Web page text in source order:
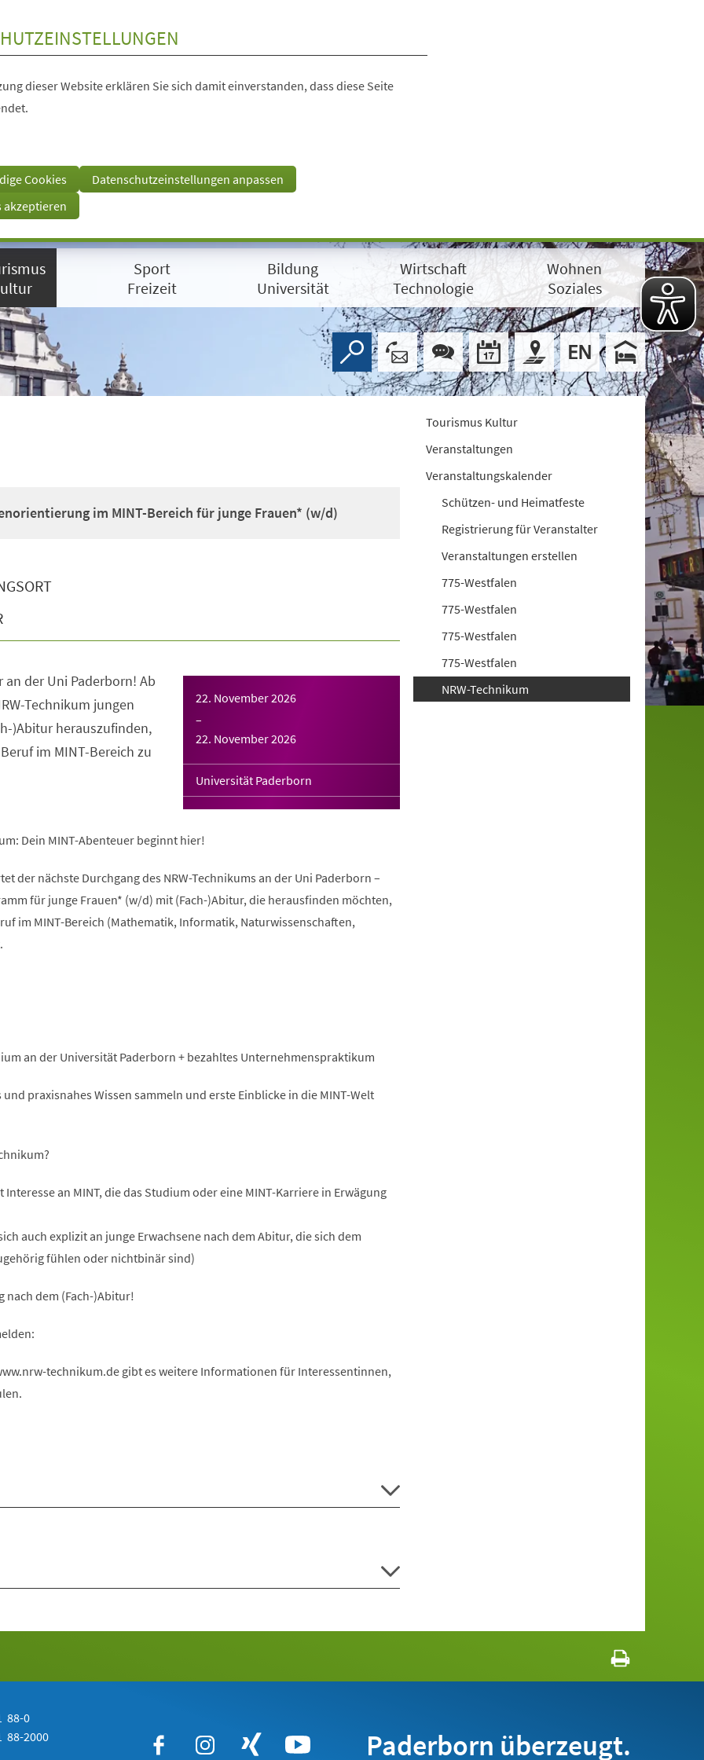
dieser Website erklären Sie sich damit einverstanden, dass diese Seite
Cookies
Datenschutzeinstellungen anpassen
akzeptieren
Sport
Freizeit
Bildung
Universität
Wirtschaft
Technologie
Wohnen
Soziales
im MINT-Bereich für junge Frauen* (w/d)
22. November 2026
–
22. November 2026
Universität Paderborn
an der Uni Paderborn! Ab
Technikum jungen
)Abitur herauszufinden,
im MINT-Bereich zu
Dein MINT-Abenteuer beginnt hier!
der nächste Durchgang des NRW-Technikums an der Uni Paderborn –
für junge Frauen* (w/d) mit (Fach-)Abitur, die herausfinden möchten,
im MINT-Bereich (Mathematik, Informatik, Naturwissenschaften,
an der Universität Paderborn + bezahltes Unternehmenspraktikum
praxisnahes Wissen sammeln und erste Einblicke in die MINT-Welt
an MINT, die das Studium oder eine MINT-Karriere in Erwägung
auch explizit an junge Erwachsene nach dem Abitur, die sich dem
fühlen oder nichtbinär sind)
dem (Fach-)Abitur!
technikum.de gibt es weitere Informationen für Interessentinnen,
Tourismus Kultur
Veranstaltungen
Veranstaltungskalender
Schützen- und Heimatfeste
Registrierung für Veranstalter
Veranstaltungen erstellen
775-Westfalen
775-Westfalen
775-Westfalen
775-Westfalen
NRW-Technikum
88-0
88-2000 Paderborn überzeugt.